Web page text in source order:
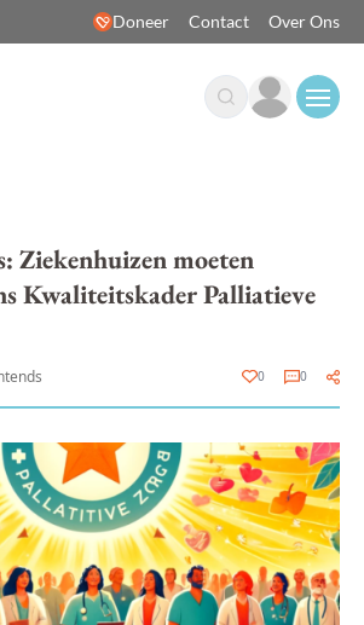
Doneer Contact Over Ons
Ziekenhuizen moeten
Kwaliteitskader Palliatieve
0 0